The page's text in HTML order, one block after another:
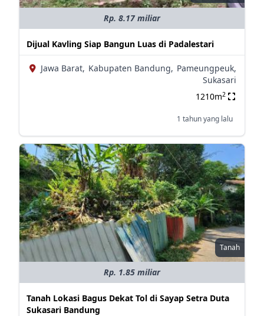
Rp. 8.17 miliar
Dijual Kavling Siap Bangun Luas di Padalestari
Jawa Barat, Kabupaten Bandung, Pameungpeuk,
Sukasari
1210m2
1 tahun yang lalu
Tanah
Rp. 1.85 miliar
Tanah Lokasi Bagus Dekat Tol di Sayap Setra Duta
Sukasari Bandung